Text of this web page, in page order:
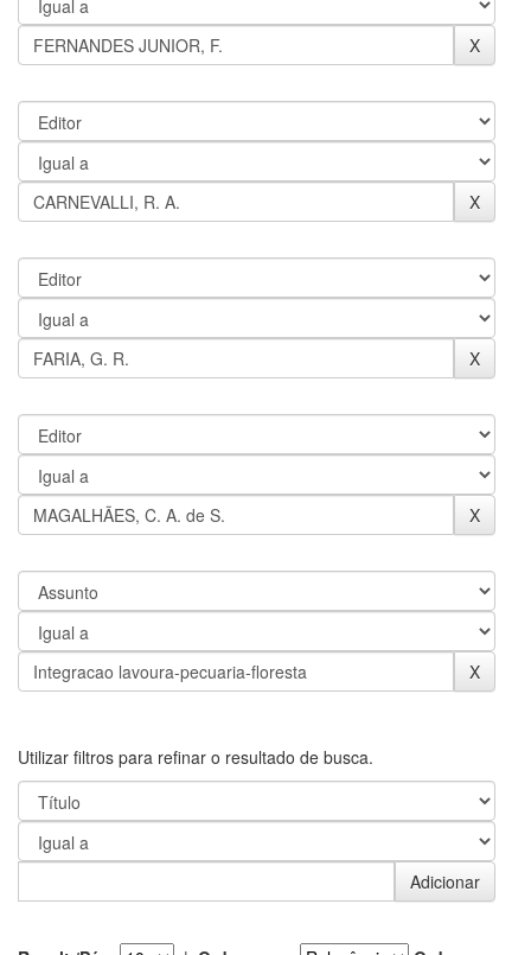
Utilizar filtros para refinar o resultado de busca.